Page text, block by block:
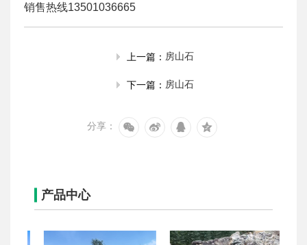
销售热线13501036665
上一篇： 房山石
下一篇： 房山石
分享：
产品中心